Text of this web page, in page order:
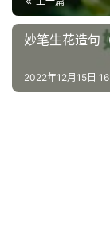
页
妙笔生花造句
2022年12月15日